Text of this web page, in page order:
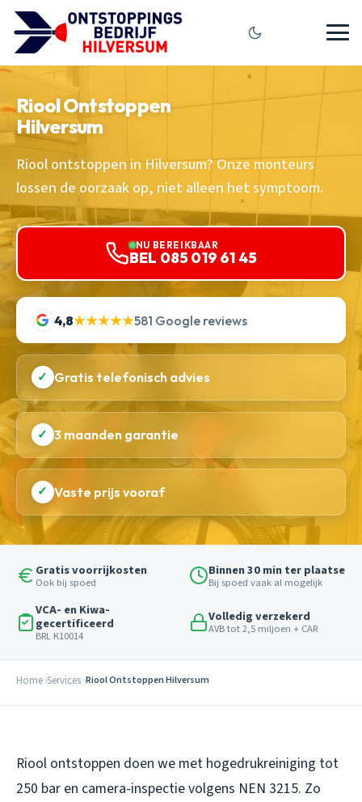
Riool Ontstoppen
Hilversum
Riool ontstoppen in Hilversum? Onze monteurs
lossen de oorzaak op, niet alleen het symptoom.
NU BEREIKBAAR
BEL 085 019 61 45
4,8★★★★★581 Google reviews
✓ Gratis telefonisch advies
✓ 3 maanden garantie
✓ Vaste prijs vooraf
Gratis voorrijkosten
Ook bij spoed
Binnen 30 min ter plaatse
Bij spoed vaak al mogelijk
VCA- en Kiwa-
gecertificeerd
BRL K10014
Volledig verzekerd
AVB tot 2,5 miljoen + CAR
Home Services Riool Ontstoppen Hilversum
Riool ontstoppen doen we met hogedrukreiniging tot
250 bar en camera-inspectie volgens NEN 3215. Zo